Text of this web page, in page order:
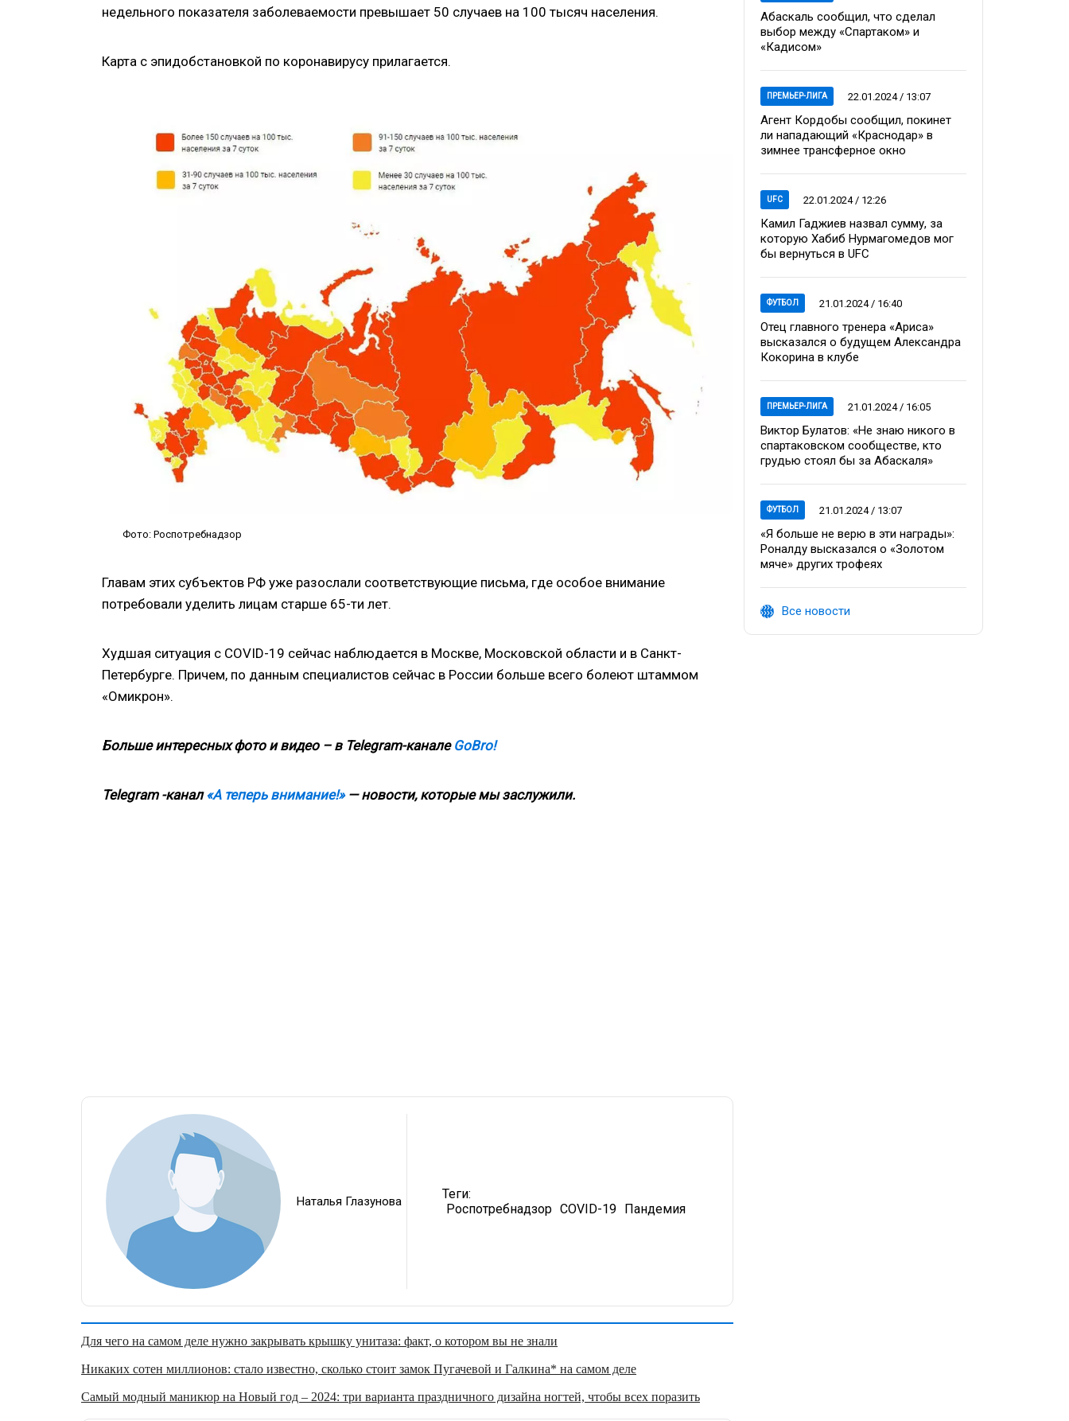
недельного показателя заболеваемости превышает 50 случаев на 100 тысяч населения.
Карта с эпидобстановкой по коронавирусу прилагается.
Фото: Роспотребнадзор
Главам этих субъектов РФ уже разослали соответствующие письма, где особое внимание
потребовали уделить лицам старше 65-ти лет.
Худшая ситуация с COVID-19 сейчас наблюдается в Москве, Московской области и в Санкт-
Петербурге. Причем, по данным специалистов сейчас в России больше всего болеют штаммом
«Омикрон».
Больше интересных фото и видео – в Telegram-канале GoBro!
Telegram -канал «А теперь внимание!»— новости, которые мы заслужили.
Наталья Глазунова
Теги:
Роспотребнадзор COVID-19 Пандемия
Для чего на самом деле нужно закрывать крышку унитаза: факт, о котором вы не знали
Никаких сотен миллионов: стало известно, сколько стоит замок Пугачевой и Галкина* на самом деле
Самый модный маникюр на Новый год – 2024: три варианта праздничного дизайна ногтей, чтобы всех поразить
Абаскаль сообщил, что сделал
выбор между «Спартаком» и
«Кадисом»
ПРЕМЬЕР-ЛИГА 22.01.2024 / 13:07
Агент Кордобы сообщил, покинет
ли нападающий «Краснодар» в
зимнее трансферное окно
UFC 22.01.2024 / 12:26
Камил Гаджиев назвал сумму, за
которую Хабиб Нурмагомедов мог
бы вернуться в UFC
ФУТБОЛ 21.01.2024 / 16:40
Отец главного тренера «Ариса»
высказался о будущем Александра
Кокорина в клубе
ПРЕМЬЕР-ЛИГА 21.01.2024 / 16:05
Виктор Булатов: «Не знаю никого в
спартаковском сообществе, кто
грудью стоял бы за Абаскаля»
ФУТБОЛ 21.01.2024 / 13:07
«Я больше не верю в эти награды»:
Роналду высказался о «Золотом
мяче» других трофеях
Все новости